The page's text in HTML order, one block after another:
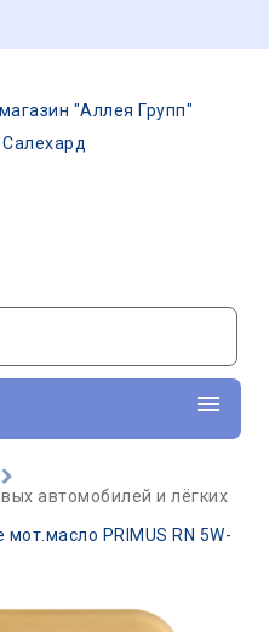
"Аллея Групп"
Салехард
автомобилей и лёгких
PRIMUS RN 5W-